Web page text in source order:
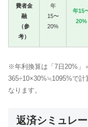
費者金
融
（参
考）
年
15〜
20%
年15
20%
※年利換算は「7日20%」
365÷10×30%≒1095%で計
なります。
返済シミュレ